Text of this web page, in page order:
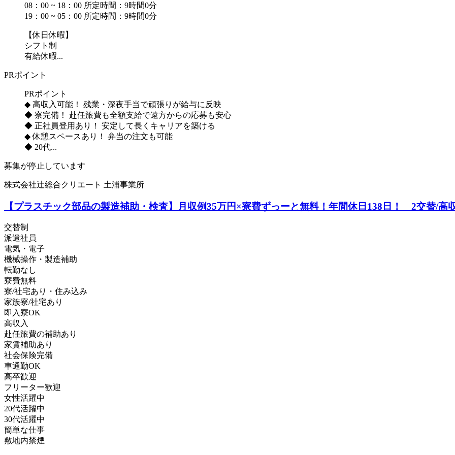
08：00 ~ 18：00 所定時間：9時間0分
19：00 ~ 05：00 所定時間：9時間0分
【休日休暇】
シフト制
有給休暇...
PRポイント
PRポイント
◆ 高収入可能！ 残業・深夜手当で頑張りが給与に反映
◆ 寮完備！ 赴任旅費も全額支給で遠方からの応募も安心
◆ 正社員登用あり！ 安定して長くキャリアを築ける
◆ 休憩スペースあり！ 弁当の注文も可能
◆ 20代...
募集が停止しています
株式会社辻総合クリエート 土浦事業所
【プラスチック部品の製造補助・検査】月収例35万円×寮費ずっーと無料！年間休日138日！ 2交替/高
交替制
派遣社員
電気・電子
機械操作・製造補助
転勤なし
寮費無料
寮/社宅あり・住み込み
家族寮/社宅あり
即入寮OK
高収入
赴任旅費の補助あり
家賃補助あり
社会保険完備
車通勤OK
高卒歓迎
フリーター歓迎
女性活躍中
20代活躍中
30代活躍中
簡単な仕事
敷地内禁煙